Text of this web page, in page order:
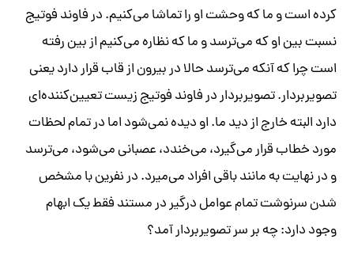
کرده است و ما که وحشت او را تماشا می‌کنیم. در فاوند فوتیج
نسبت بین او که می‌ترسد و ما که نظاره می‌کنیم از بین رفته
است چرا که آنکه می‌ترسد حالا در بیرون از قاب قرار دارد یعنی
تصویربردار. تصویربردار در فاوند فوتیج زیست تعیین‌کننده‌ای
دارد البته خارج از دید ما. او دیده نمی‌شود اما در تمام لحظات
مورد خطاب قرار می‌گیرد، می‌خندد، عصبانی می‌شود، می‌ترسد
و در نهایت به مانند باقی افراد می‌میرد. درنفرینبا مشخص
شدن سرنوشت تمام عوامل درگیر در مستند فقط یک ابهام
وجود دارد: چه بر سر تصویربردار آمد؟